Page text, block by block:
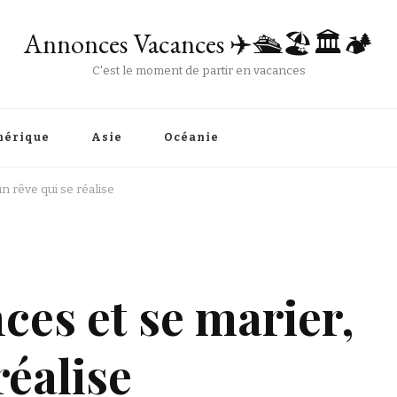
Annonces Vacances ✈️🛳️🏖️🏛️🏕️
C'est le moment de partir en vacances
Asie Océanie
rêve qui se réalise
et se marier,